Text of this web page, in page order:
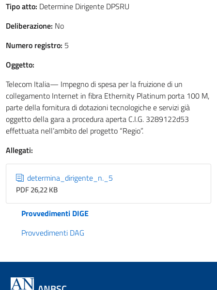
Tipo atto: Determine Dirigente DPSRU
Deliberazione: No
Numero registro: 5
Oggetto:
Telecom Italia— Impegno di spesa per la fruizione di un
collegamento Internet in fibra Ethernity Platinum porta 100 M,
parte della fornitura di dotazioni tecnologiche e servizi già
oggetto della gara a procedura aperta C.I.G. 3289122d53
effettuata nell’ambito del progetto “Regio”.
Allegati:
determina_dirigente_n._5
PDF 26,22 KB
Provvedimenti DIGE
Provvedimenti DAG